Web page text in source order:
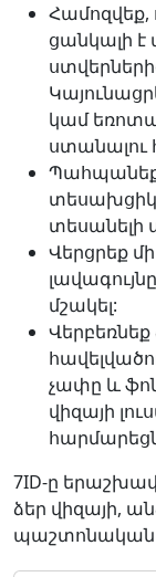
Համոզվեք,
ցանկալի
կամ
ստանալու
Պահպանեք
տեսանելի
Վերցրեք
մշակել:
չափը և
վիզայի
7ID-ը
ձեր վիզայի,
պաշտոնական